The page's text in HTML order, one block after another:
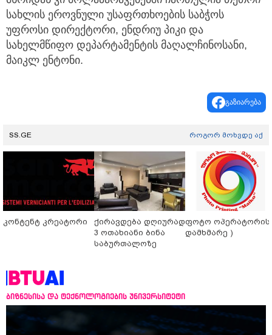
სახლის ეროვნული უსაფრთხოების საბჭოს
უფროსი დირექტორი, ენდრიუ პიკი და
სახელმწიფო დეპარტამენტის მაღალჩინოსანი,
მაიკლ ენტონი.
გაზიარება
SS.GE როგორ მოხვდე აქ
კონტენტ კრეატორი
ქირავდება დღიურად
3 ოთახიანი ბინა
საბურთალოზე
ფოტო ოპერატორის
დამხმარე )
ბიზნესისა და ტექნოლოგიების უნივერსიტეტი